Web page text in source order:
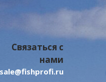
Связаться с
нами
sale@fishprofi.ru